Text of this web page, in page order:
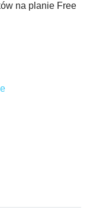
na planie Free